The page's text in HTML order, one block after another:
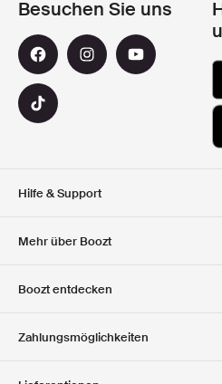
Hilfe & Support
Mehr über Boozt
Boozt entdecken
Besuchen Sie uns
Zahlungsmöglichkeiten